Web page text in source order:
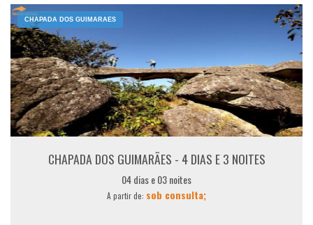
CHAPADA DOS GUIMARAES
CHAPADA DOS GUIMARÃES - 4 DIAS E 3 NOITES
04 dias e 03 noites
A partir de: sob consulta;